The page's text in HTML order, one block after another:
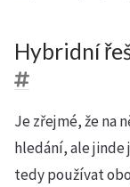
Hybridní
Je zřejmé, že na
hledání, ale
tedy používat